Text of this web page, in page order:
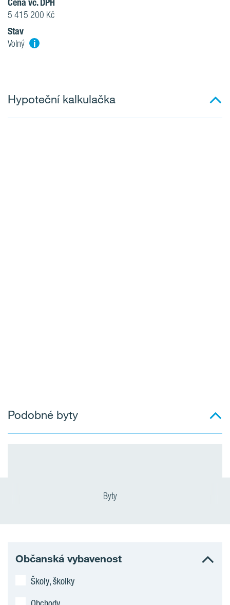
5 415 200 Kč
Stav
Volný i
Hypoteční kalkulačka
Podobné byty
Byty
Občanská vybavenost
Školy, školky